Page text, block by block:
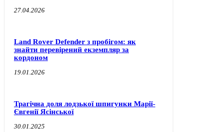
27.04.2026
Land Rover Defender з пробігом: як
знайти перевірений екземпляр за
кордоном
19.01.2026
Трагічна доля лодзької шпигунки Марії-
Євгенії Ясінської
30.01.2025